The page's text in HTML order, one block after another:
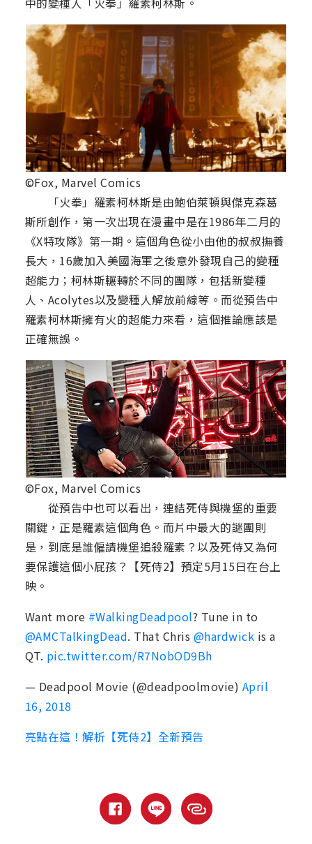
©Fox, Marvel Comics
「火拳」羅素柯林斯是由鮑伯萊頓與傑克森葛
斯所創作，第一次出現在漫畫中是在1986年二月的
《X特攻隊》第一期。這個角色從小由他的叔叔撫養
長大，16歲加入美國海軍之後意外發現自己的變種
超能力；柯林斯輾轉於不同的團隊，包括新變種
人、Acolytes以及變種人解放前線等。而從預告中
羅素柯林斯擁有火的超能力來看，這個推論應該是
正確無誤。
©Fox, Marvel Comics
從預告中也可以看出，連結死侍與機堡的重要
關鍵，正是羅素這個角色。而片中最大的謎團則
是，到底是誰僱請機堡追殺羅素？以及死侍又為何
要保護這個小屁孩？【死侍2】預定5月15日在台上
映。
Want more #WalkingDeadpool? Tune in to
@AMCTalkingDead. That Chris @hardwickis a
QT. pic.twitter.com/R7NobOD9Bh
— Deadpool Movie (@deadpoolmovie) April
16, 2018
亮點在這！解析【死侍2】全新預告